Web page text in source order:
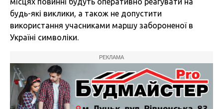
будь-які виклики, а також не допустити
використання учасниками маршу забороненої в
Україні символіки.
РЕКЛАМА